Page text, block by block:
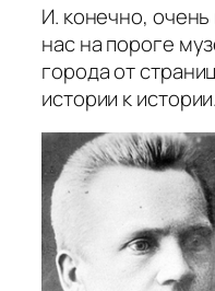
И. конечно,
нас на пороге
города от
истории к истории.